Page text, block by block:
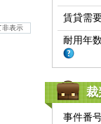
非表示
賃貸需
耐用年
裁
事件番